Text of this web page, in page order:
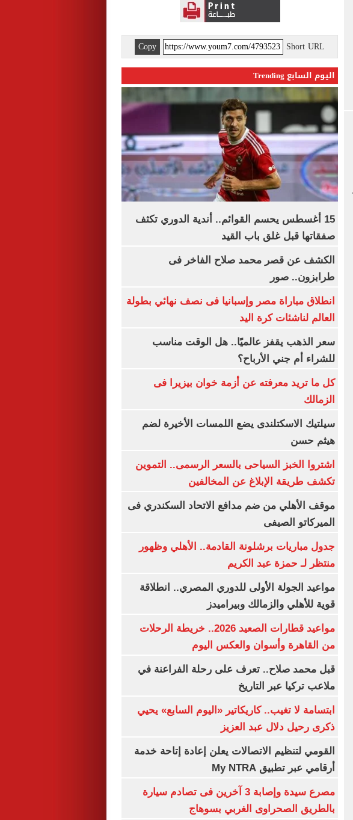
Short URL
Copy
اليوم السابع Trending
15 أغسطس يحسم القوائم.. أندية الدوري تكثف
صفقاتها قبل غلق باب القيد
الكشف عن قصر محمد صلاح الفاخر فى
طرابزون.. صور
انطلاق مباراة مصر وإسبانيا فى نصف نهائي بطولة
العالم لناشئات كرة اليد
سعر الذهب يقفز عالميًا.. هل الوقت مناسب
للشراء أم جني الأرباح؟
كل ما تريد معرفته عن أزمة خوان بيزيرا فى
الزمالك
سيلتيك الاسكتلندى يضع اللمسات الأخيرة لضم
هيثم حسن
اشتروا الخبز السياحى بالسعر الرسمى.. التموين
تكشف طريقة الإبلاغ عن المخالفين
موقف الأهلي من ضم مدافع الاتحاد السكندري فى
الميركاتو الصيفى
جدول مباريات برشلونة القادمة.. الأهلي وظهور
منتظر لـ حمزة عبد الكريم
مواعيد الجولة الأولى للدوري المصري.. انطلاقة
قوية للأهلي والزمالك وبيراميدز
مواعيد قطارات الصعيد 2026.. خريطة الرحلات
من القاهرة وأسوان والعكس اليوم
قبل محمد صلاح.. تعرف على رحلة الفراعنة في
ملاعب تركيا عبر التاريخ
ابتسامة لا تغيب.. كاريكاتير «اليوم السابع» يحيي
ذكرى رحيل دلال عبد العزيز
القومي لتنظيم الاتصالات يعلن إعادة إتاحة خدمة
أرقامي عبر تطبيق My NTRA
مصرع سيدة وإصابة 3 آخرين فى تصادم سيارة
بالطريق الصحراوى الغربي بسوهاج